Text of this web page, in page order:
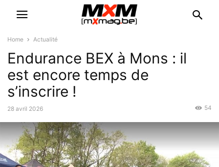
Home Actualité
Endurance BEX à Mons : il
est encore temps de
s’inscrire !
28 avril 2026 54